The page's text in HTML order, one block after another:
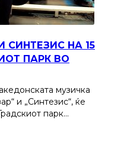
СИНТЕЗИС НА 15
ПАРК ВО
музичка
и „Синтезис“, ќе
парк…